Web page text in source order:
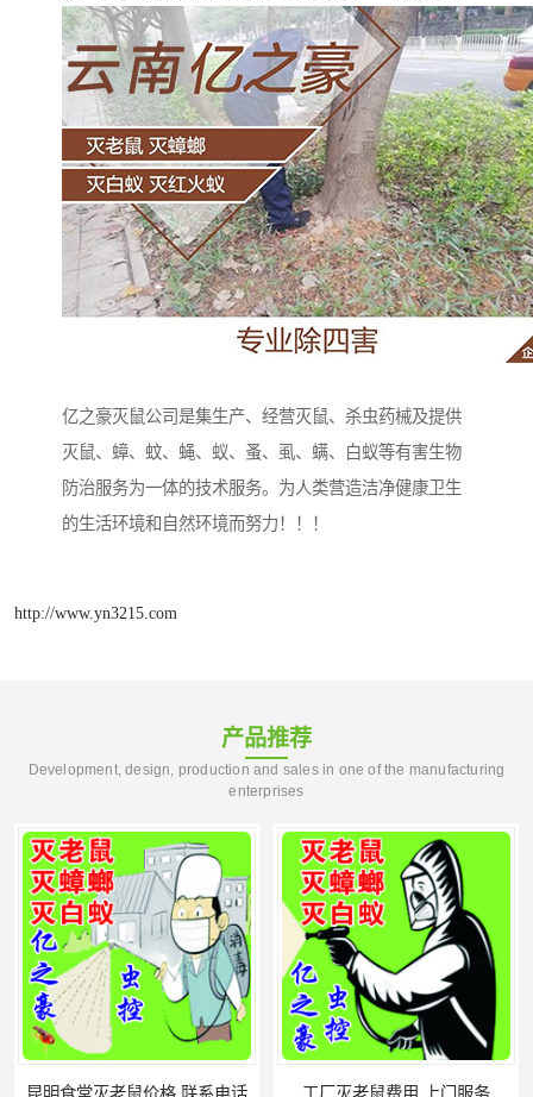
亿之豪灭鼠公司是集生产、经营灭鼠、杀虫药械及提供
灭鼠、蟑、蚊、蝇、蚁、蚤、虱、螨、白蚁等有害生物
防治服务为一体的技术服务。为人类营造洁净健康卫生
的生活环境和自然环境而努力！！！
http://www.yn3215.com
产品推荐
Development, design, production and sales in one of the manufacturing
enterprises
昆明食堂灭老鼠价格 联系电话 工厂灭老鼠费用 上门服务